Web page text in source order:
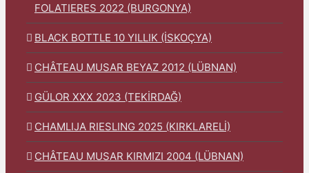
FOLATIERES 2022 (BURGONYA)
BLACK BOTTLE 10 YILLIK (İSKOÇYA)
CHÂTEAU MUSAR BEYAZ 2012 (LÜBNAN)
GÜLOR XXX 2023 (TEKİRDAĞ)
CHAMLIJA RIESLING 2025 (KIRKLARELİ)
CHÂTEAU MUSAR KIRMIZI 2004 (LÜBNAN)